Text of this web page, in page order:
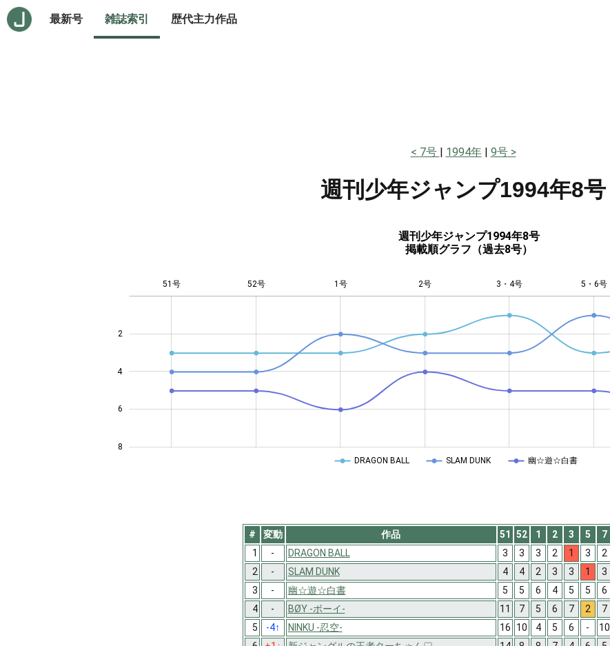
最新号 雑誌索引 歴代主力作品
7号 1994年 9号
週刊少年ジャンプ1994年8号
週刊少年ジャンプ1994年8号
掲載順グラフ（過去8号）
4
2
4
6
8
51号 52号 1号 2号 3・4号 5・6号
DRAGON BALL SLAM DUNK 幽☆遊☆白書
# 変動 作品 51 52 1 2 3 5 7
1
- DRAGON BALL 3 3 3 2 1 3 2
2
- SLAM DUNK 4 4 2 3 3 1 3
3
- 幽☆遊☆白書 5 5 6 4 5 5 6
4
- BØY -ボーイ- 11 7 5 6 7 2 7
5
-4↑ NINKU -忍空- 16 10 4 5 6 - 10